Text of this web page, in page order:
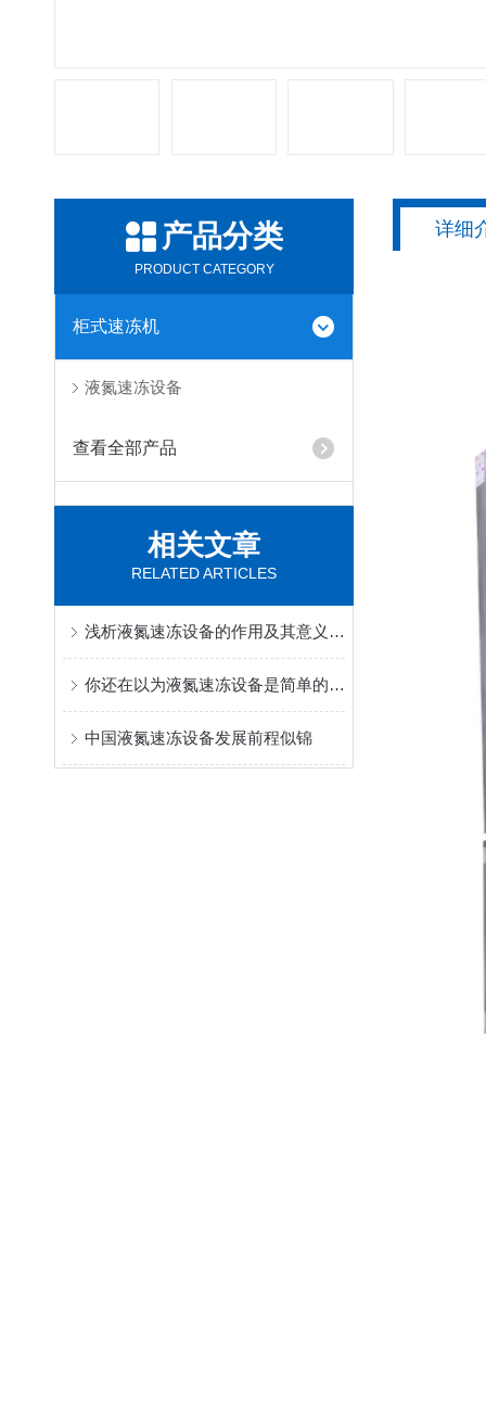
产品分类
PRODUCT CATEGORY
柜式速冻机
液氮速冻设备
查看全部产品
相关文章
RELATED ARTICLES
浅析液氮速冻设备的作用及其意义所在
你还在以为液氮速冻设备是简单的冷冻设备吗？
中国液氮速冻设备发展前程似锦
详细